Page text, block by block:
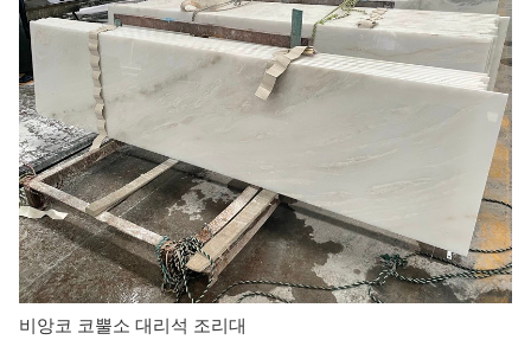
비앙코 코뿔소 대리석 조리대